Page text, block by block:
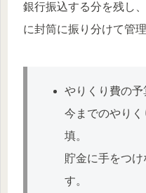
銀行振込する分を残し
に封筒に振り分けて管
やりくり費の予
今までのやり
填。
貯金に手をつ
す。